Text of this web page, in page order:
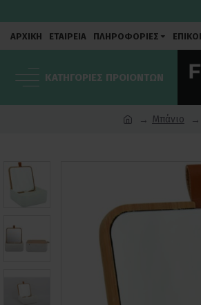
ΑΡΧΙΚΗ ΕΤΑΙΡΕΙΑ ΠΛΗΡΟΦΟΡΙΕΣ
ΚΑΤΗΓΟΡΙΕΣ ΠΡΟΙΟΝΤΩΝ
Μπάνιο